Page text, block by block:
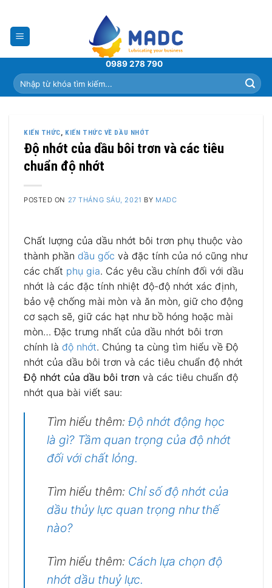
content
0989 278 790
Tìm
kiếm:
KIẾN THỨC, KIẾN THỨC VỀ DẦU NHỚT
Độ nhớt của dầu bôi trơn và các tiêu
chuẩn độ nhớt
POSTED ON 27 THÁNG SÁU, 2021 BY MADC
Chất lượng của dầu nhớt bôi trơn phụ thuộc vào
thành phần dầu gốc và đặc tính của nó cũng như
các chất phụ gia. Các yêu cầu chính đối với dầu
nhớt là các đặc tính nhiệt độ-độ nhớt xác định,
bảo vệ chống mài mòn và ăn mòn, giữ cho động
cơ sạch sẽ, giữ các hạt như bồ hóng hoặc mài
mòn… Đặc trưng nhất của dầu nhớt bôi trơn
chính là độ nhớt. Chúng ta cùng tìm hiểu về Độ
nhớt của dầu bôi trơn và các tiêu chuẩn độ nhớt
Độ nhớt của dầu bôi trơn và các tiêu chuẩn độ
nhớt qua bài viết sau:
Tìm hiểu thêm: Độ nhớt động học
là gì? Tầm quan trọng của độ nhớt
đối với chất lỏng.
Tìm hiểu thêm: Chỉ số độ nhớt của
dầu thủy lực quan trọng như thế
nào?
Tìm hiểu thêm: Cách lựa chọn độ
nhớt dầu thuỷ lực.